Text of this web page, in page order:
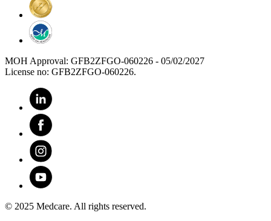
MOH Approval: GFB2ZFGO-060226 - 05/02/2027
License no: GFB2ZFGO-060226.
© 2025 Medcare. All rights reserved.